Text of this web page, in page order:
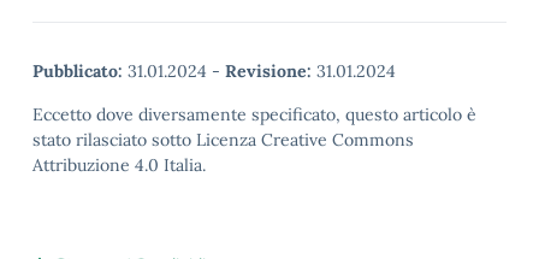
Pubblicato: 31.01.2024 - Revisione: 31.01.2024
Eccetto dove diversamente specificato, questo articolo è
stato rilasciato sotto Licenza Creative Commons
Attribuzione 4.0 Italia.